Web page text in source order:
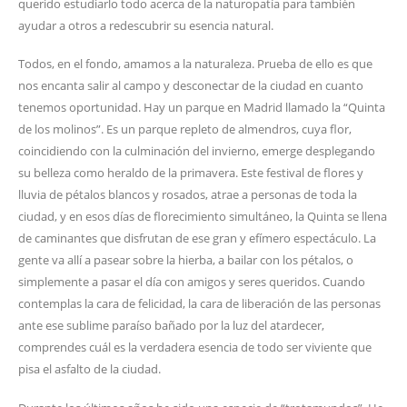
querido estudiarlo todo acerca de la naturopatía para también
ayudar a otros a redescubrir su esencia natural.
Todos, en el fondo, amamos a la naturaleza. Prueba de ello es que
nos encanta salir al campo y desconectar de la ciudad en cuanto
tenemos oportunidad. Hay un parque en Madrid llamado la “Quinta
de los molinos”. Es un parque repleto de almendros, cuya flor,
coincidiendo con la culminación del invierno, emerge desplegando
su belleza como heraldo de la primavera. Este festival de flores y
lluvia de pétalos blancos y rosados, atrae a personas de toda la
ciudad, y en esos días de florecimiento simultáneo, la Quinta se llena
de caminantes que disfrutan de ese gran y efímero espectáculo. La
gente va allí a pasear sobre la hierba, a bailar con los pétalos, o
simplemente a pasar el día con amigos y seres queridos. Cuando
contemplas la cara de felicidad, la cara de liberación de las personas
ante ese sublime paraíso bañado por la luz del atardecer,
comprendes cuál es la verdadera esencia de todo ser viviente que
pisa el asfalto de la ciudad.